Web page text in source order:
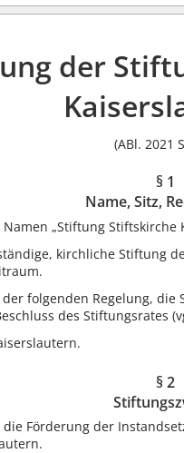
der
(ABl. 2021
§ 1
Name, Sitz,
„Stiftung Stiftskirche
kirchliche Stiftung
folgenden Regelung,
des Stiftungsrates
§ 2
Förderung der